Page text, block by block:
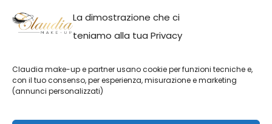
La dimostrazione che ci
teniamo alla tua Privacy
Claudia make-up e partner usano cookie per funzioni tecniche e,
con il tuo consenso, per esperienza, misurazione e marketing
(annunci personalizzati)
Adina Neacsu